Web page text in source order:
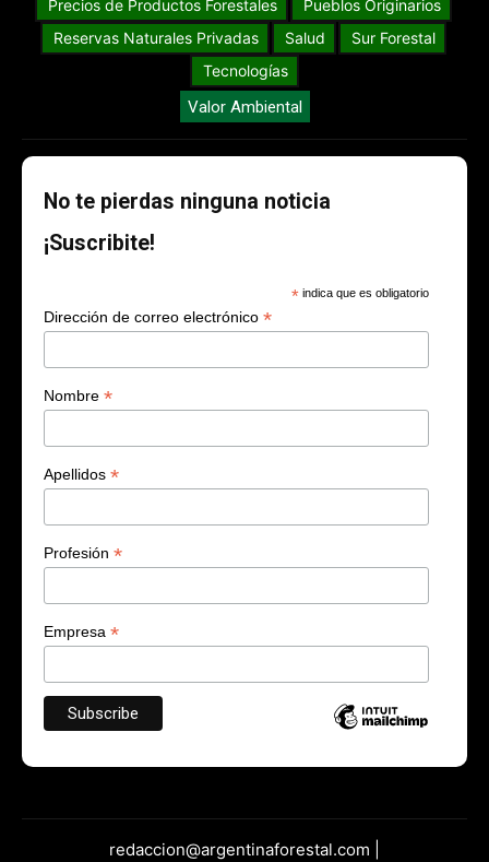
Precios de Productos Forestales
Pueblos Originarios
Reservas Naturales Privadas
Salud
Sur Forestal
Tecnologías
Valor Ambiental
No te pierdas ninguna noticia
¡Suscribite!
* indica que es obligatorio
Dirección de correo electrónico *
Nombre *
Apellidos *
Profesión *
Empresa *
redaccion@argentinaforestal.com |